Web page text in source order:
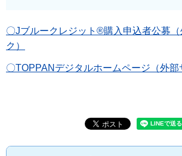
〇Jブルークレジット®購入申込者公募
ク）
〇TOPPANデジタルホームページ（外部